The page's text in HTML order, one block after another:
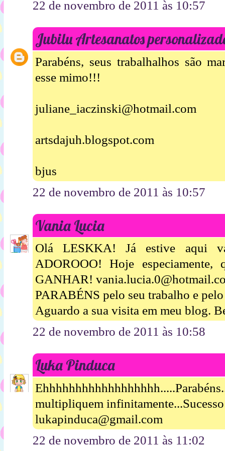
22 de novembro de 2011 às 10:57
Jubilu Artesanatos
Parabéns, seus trabalhalhos são
esse mimo!!!
juliane_iaczinski@hotmail.com
artsdajuh.blogspot.com
bjus
22 de novembro de 2011 às 10:57
Vania Lucia
Olá LESKKA! Já estive aqui
ADOROOO! Hoje especiamente,
GANHAR!
PARABÉNS pelo seu trabalho e
Aguardo a sua visita em meu blog.
22 de novembro de 2011 às 10:58
Luka Pinduca
multipliquem
lukapinduca@gmail.com
22 de novembro de 2011 às 11:02